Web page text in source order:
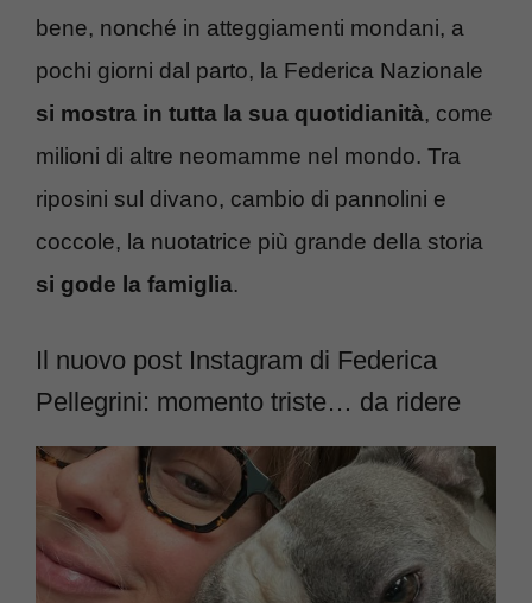
bene, nonché in atteggiamenti mondani, a
pochi giorni dal parto, la Federica Nazionale
si mostra in tutta la sua quotidianità, come
milioni di altre neomamme nel mondo. Tra
riposini sul divano, cambio di pannolini e
coccole, la nuotatrice più grande della storia
si gode la famiglia.
Il nuovo post Instagram di Federica
Pellegrini: momento triste… da ridere